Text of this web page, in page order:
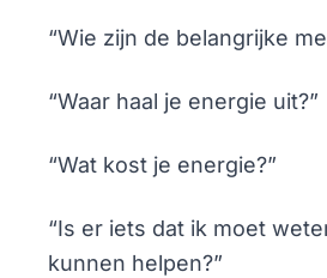
“Wie zijn de belangrijke
“Waar haal je energie uit?”
“Wat kost je energie?”
“Is er iets dat ik moet
kunnen helpen?”